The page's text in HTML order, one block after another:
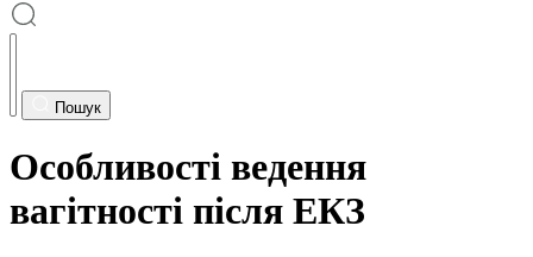
Пошук
Особливості ведення
вагітності після ЕКЗ